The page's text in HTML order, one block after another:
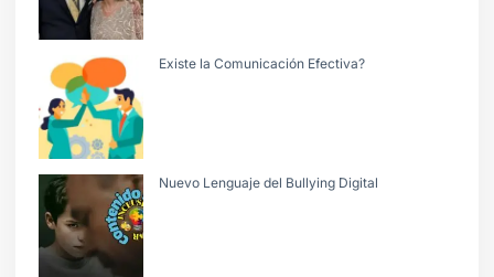
Existe la Comunicación Efectiva?
Nuevo Lenguaje del Bullying Digital